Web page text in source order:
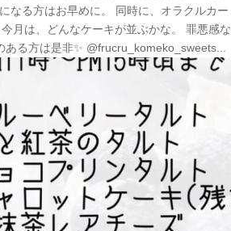
なる方はお早めに。 同時に、オラクルカ
月は、どんなケーキが並ぶかな。 罪悪感
る方は是非✨ @frucru_komeko_sweets...